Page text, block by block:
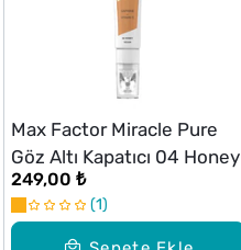
Max Factor Miracle Pure
Göz Altı Kapatıcı 04 Honey
249,00 ₺
1